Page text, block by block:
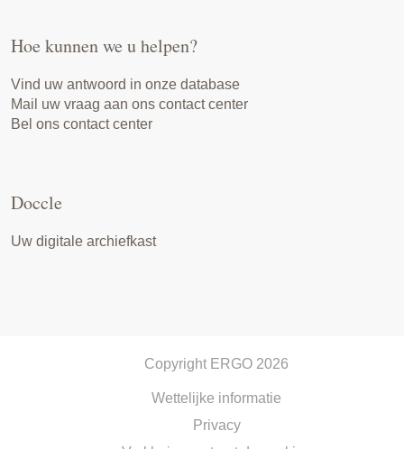
Hoe kunnen we u helpen?
Vind uw antwoord in onze database
Mail uw vraag aan ons contact center
Bel ons contact center
Doccle
Uw digitale archiefkast
Copyright ERGO 2026
Wettelijke informatie
Privacy